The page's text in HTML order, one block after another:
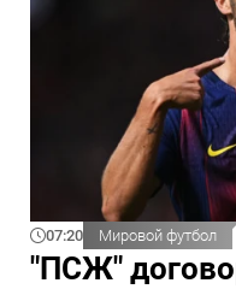
07:20 Мировой футбол
"ПСЖ"